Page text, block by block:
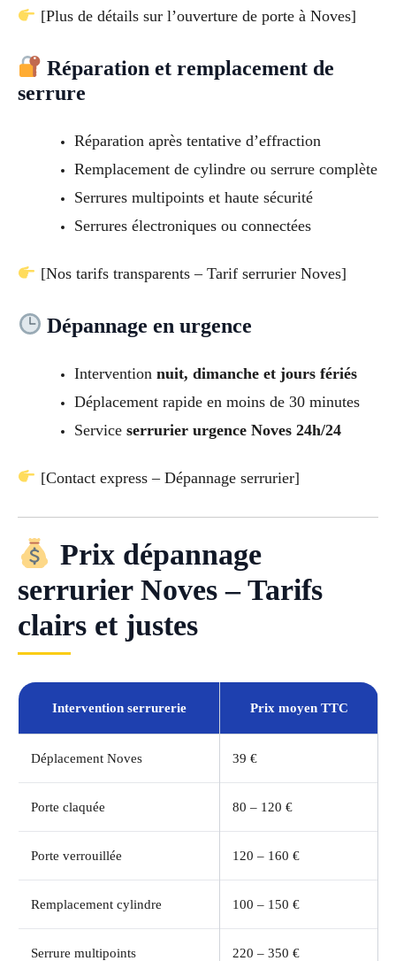
[Plus de détails sur l’ouverture de porte à Noves]
Réparation et remplacement de
serrure
Réparation après tentative d’effraction
Remplacement de cylindre ou serrure complète
Serrures multipoints et haute sécurité
Serrures électroniques ou connectées
[Nos tarifs transparents – Tarif serrurier Noves]
Dépannage en urgence
Intervention nuit, dimanche et jours fériés
Déplacement rapide en moins de 30 minutes
Service serrurier urgence Noves 24h/24
[Contact express – Dépannage serrurier]
Prix dépannage
serrurier Noves – Tarifs
clairs et justes
Intervention serrurerie Prix moyen TTC
Déplacement Noves 39 €
Porte claquée 80 – 120 €
Porte verrouillée 120 – 160 €
Remplacement cylindre 100 – 150 €
Serrure multipoints 220 – 350 €